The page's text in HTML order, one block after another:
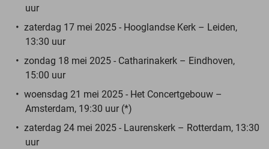
uur
zaterdag 17 mei 2025 - Hooglandse Kerk – Leiden,
13:30 uur
zondag 18 mei 2025 - Catharinakerk – Eindhoven,
15:00 uur
woensdag 21 mei 2025 - Het Concertgebouw –
Amsterdam, 19:30 uur (*)
zaterdag 24 mei 2025 - Laurenskerk – Rotterdam, 13:30
uur